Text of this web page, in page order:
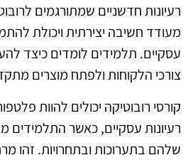
רעיונות חדשניים שמתורגמים
מעודד חשיבה יצירתית ויכולת
עסקיים. תלמידים לומדים כיצד
צורכי הלקוחות ולפתח מוצרים
קורסי רובוטיקה יכולים להוות
רעיונות עסקיים, כאשר התלמידים
שלהם בתערוכות ובתחרויות. זהו